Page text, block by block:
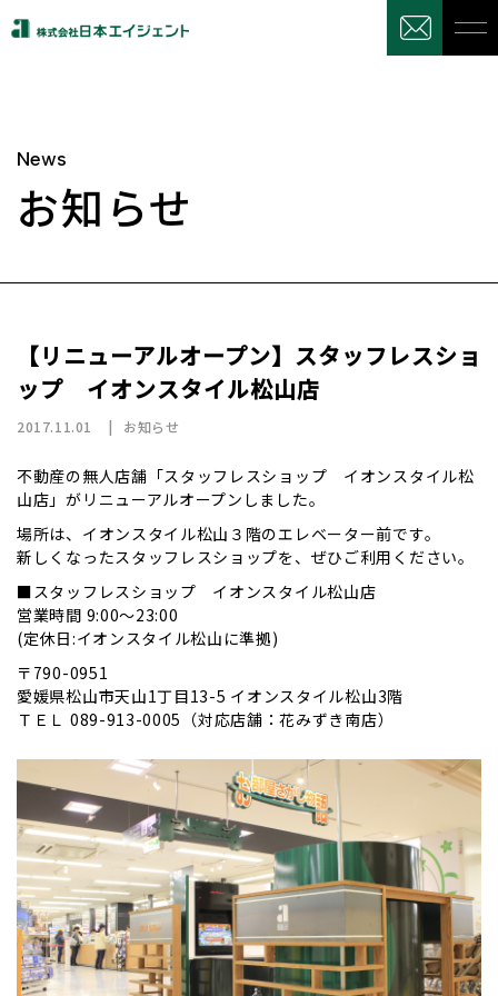
News
お知らせ
【リニューアルオープン】スタッフレスショ
ップ イオンスタイル松山店
2017.11.01 お知らせ
不動産の無人店舗「スタッフレスショップ イオンスタイル松
山店」がリニューアルオープンしました。
場所は、イオンスタイル松山３階のエレベーター前です。
新しくなったスタッフレスショップを、ぜひご利用ください。
■スタッフレスショップ イオンスタイル松山店
営業時間 9:00～23:00
(定休日:イオンスタイル松山に準拠)
〒790-0951
愛媛県松山市天山1丁目13-5 イオンスタイル松山3階
ＴＥＬ 089-913-0005（対応店舗：花みずき南店）